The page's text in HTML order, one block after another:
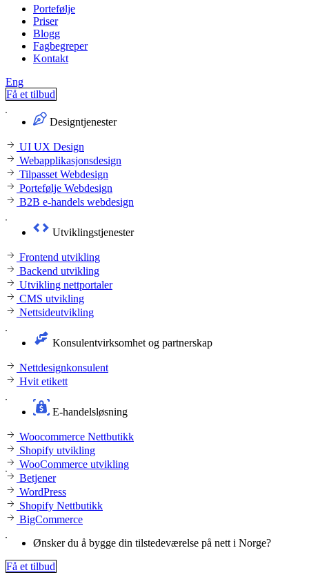
Portefølje
Priser
Blogg
Fagbegreper
Kontakt
Eng
Få et tilbud
Designtjenester
UI UX Design
Webapplikasjonsdesign
Tilpasset Webdesign
Portefølje Webdesign
B2B e-handels webdesign
Utviklingstjenester
Frontend utvikling
Backend utvikling
Utvikling nettportaler
CMS utvikling
Nettsideutvikling
Konsulentvirksomhet og partnerskap
Nettdesignkonsulent
Hvit etikett
E-handelsløsning
Woocommerce Nettbutikk
Shopify utvikling
WooCommerce utvikling
Betjener
WordPress
Shopify Nettbutikk
BigCommerce
Ønsker du å bygge din tilstedeværelse på nett i Norge?
Få et tilbud